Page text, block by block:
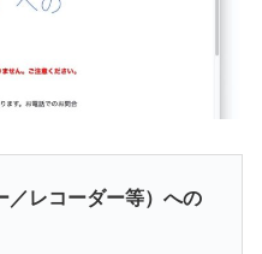
／レコーダー等）への